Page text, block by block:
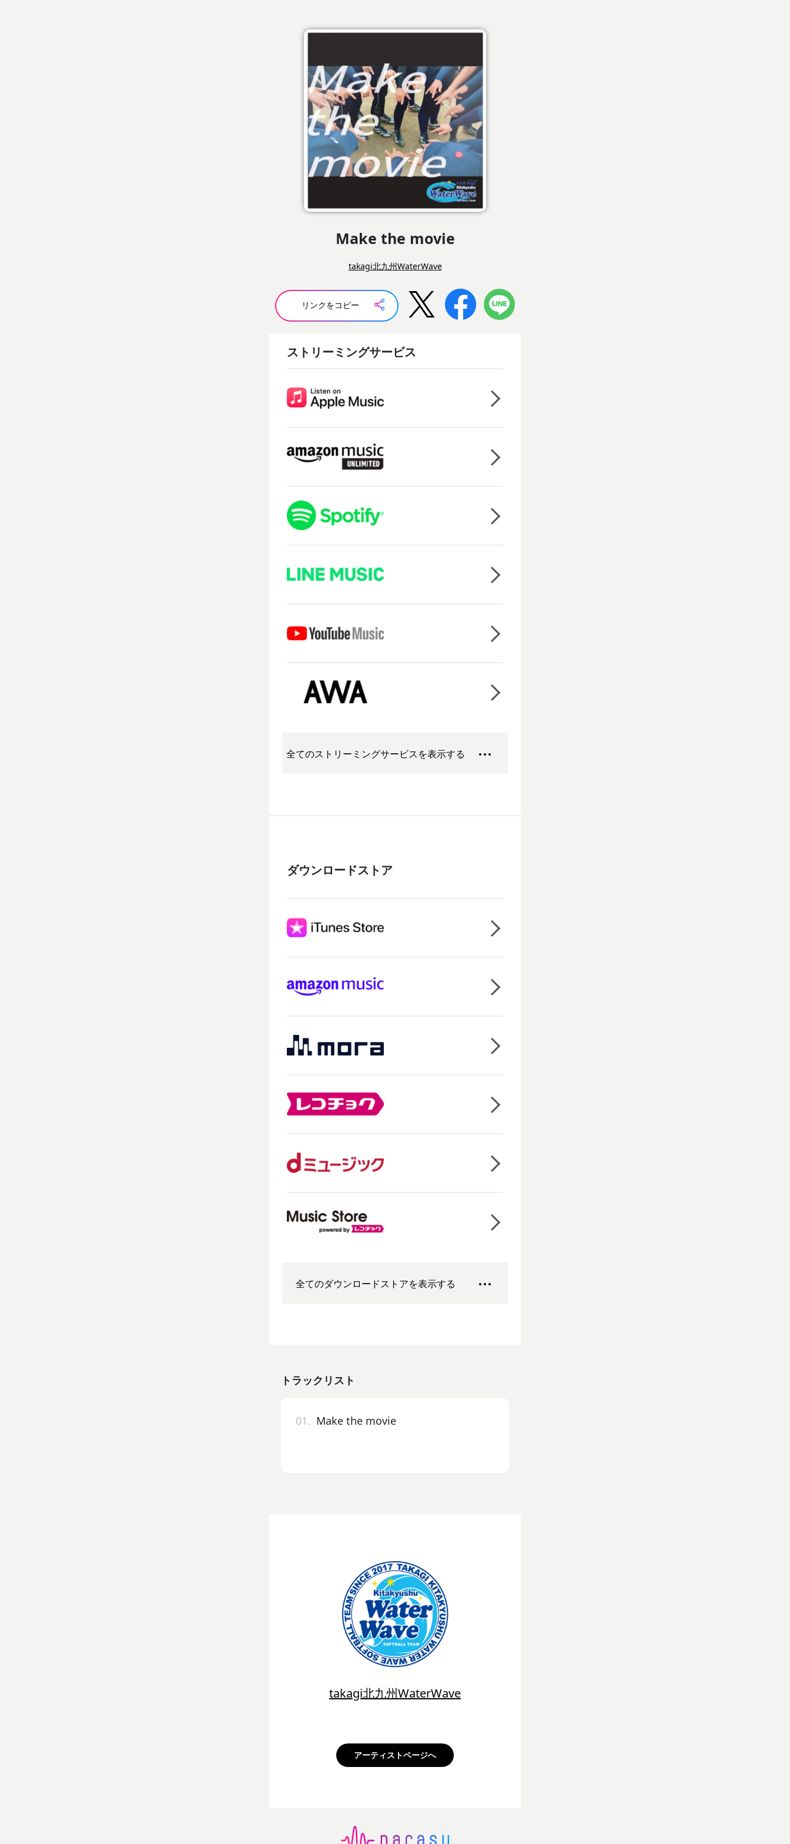
Make the movie
takagi北九州WaterWave
リンクをコピー
ストリーミングサービス
全てのストリーミングサービスを表示する
ダウンロードストア
全てのダウンロードストアを表示する
トラックリスト
01. Make the movie
takagi北九州WaterWave
アーティストページへ